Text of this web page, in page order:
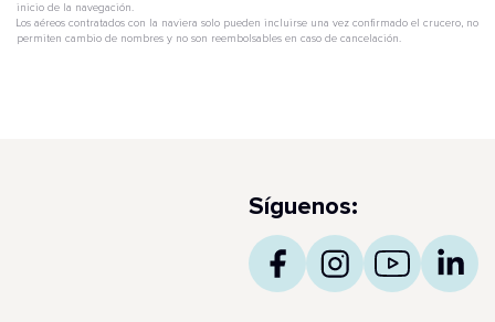
inicio de la navegación.
Los aéreos contratados con la naviera solo pueden incluirse una vez confirmado el crucero, no
permiten cambio de nombres y no son reembolsables en caso de cancelación.
Síguenos: